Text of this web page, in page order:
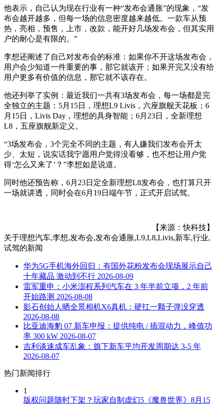
他表示，自己认为现在行业有一种“发布会通胀”的现象，“发
布会越开越多，但每一场的信息密度越来越低。一款车从预
热，亮相，预售，上市，改款，能开好几场发布会，但其实用
户的耐心是有限的。”
李想还阐述了自己对发布会的标准：如果你不开这场发布会，
用户会少知道一件重要的事，那它就该开；如果开完又没有给
用户更多有价值的信息，那它就不该存在。
他还列举了实例：最近我们一共有3场发布会，每一场都是完
全独立的主题：5月15日，理想L9 Livis，六座旗舰天花板；6
月15日，Livis Day，理想的具身智能；6月23日，全新理想
L8，五座旗舰新定义。
“3场发布会，3个完全不同的主题，有人嫌我们发布会开太
少、太短，说实话我宁愿用户觉得没看够，也不想让用户觉
得‘怎么又来了’？”李想如是说道。
同时他还预告称，6月23日定全新理想L8发布会，也打算只开
一场就讲透，同时会在6月19日端午节，正式开启试驾。
【来源：快科技】
关于理想汽车,李想,发布会,发布会通胀,L9,L8,Livis,新车,行业,
试驾的新闻
华为5G手机海外回归：有国外花粉发布会现场展示自己
十年藏品 激动到不行 2026-08-09
雷军重申：小米澎程系列汽车在 3 年半前立项，2 年前
开始路测 2026-08-08
影石创始人晒全景相机X6真机：硬扛一颗子弹没穿透
2026-08-08
比亚迪海豹 07 新车申报：提供纯电 / 插混动力，峰值功
率 300 kW 2026-08-07
吉利谈速成车乱象：旗下新车平均开发周期达 3-5 年
2026-08-07
热门新闻排行
1
版权问题随时下架？玩家自制虚幻5《魔兽世界》8月15